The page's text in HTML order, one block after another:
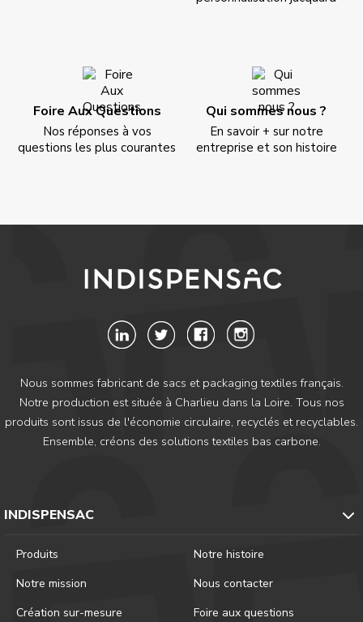
Foire Aux Questions
Nos réponses à vos
questions les plus courantes
Qui sommes nous ?
En savoir + sur notre
entreprise et son histoire
Nous sommes fabricant de sacs et packaging textiles français.
Notre production est située à Charlieu dans la Loire. Tous nos
produits sont issus de l'économie circulaire, recyclés et recyclables.
Ensemble, créons des solutions textiles bas carbone.
INDISPENSAC
Produits
Notre mission
Création sur-mesure
Notre histoire
Nous contacter
Foire aux questions